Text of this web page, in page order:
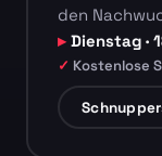
den
Dienstag ·
Kostenlose